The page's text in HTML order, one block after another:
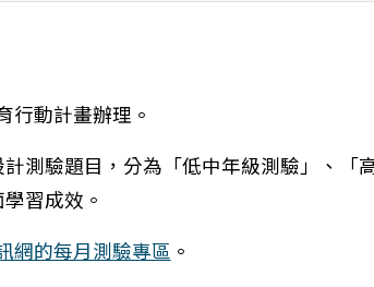
行動計畫辦理。
測驗題目，分為「低中年級測驗」、「
習成效。
網的每月測驗專區 。